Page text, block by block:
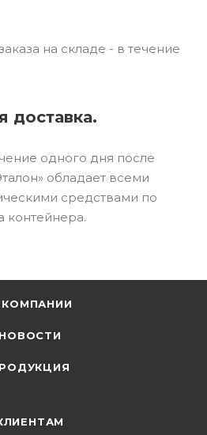
на складе - в течение
доставка.
одного дня после
обладает всеми
средствами по
контейнера.
НОВОСТИ